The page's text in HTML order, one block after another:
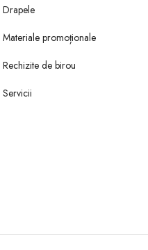
Drapele
Materiale promoționale
Rechizite de birou
Servicii